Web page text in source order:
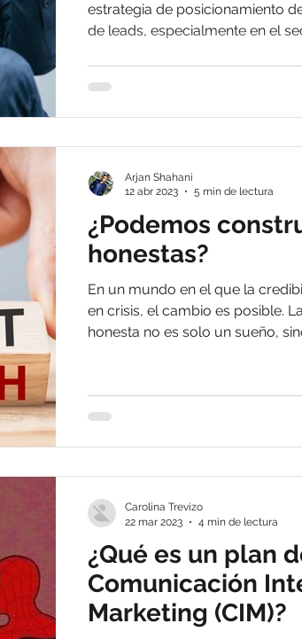
estrategia de posicionamiento
de leads, especialmente en el
¿Podemos
honestas?
En un mundo en el que la
en crisis, el cambio es posible.
honesta no es solo un sueño,
Arjan Shahani
12 abr 2023
5 min de lectura
¿Qué es un plan
Comunicación
Marketing (CIM)?
Carolina Trevizo
22 mar 2023
4 min de lectura